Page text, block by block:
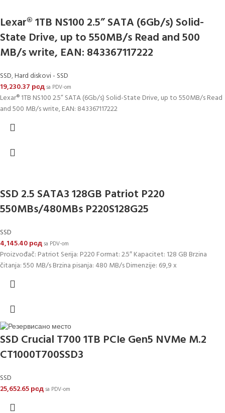
Lexar® 1TB NS100 2.5” SATA (6Gb/s) Solid-
State Drive, up to 550MB/s Read and 500
MB/s write, EAN: 843367117222
SSD,Hard diskovi - SSD
19,230.37 рсдsa PDV-om
Lexar® 1TB NS100 2.5” SATA (6Gb/s) Solid-State Drive, up to 550MB/s Read
and 500 MB/s write, EAN: 843367117222
SSD 2.5 SATA3 128GB Patriot P220
550MBs/480MBs P220S128G25
SSD
4,145.40рсдsa PDV-om
Proizvođač: Patriot Serija: P220 Format: 2.5″ Kapacitet: 128 GB Brzina
čitanja: 550 MB/s Brzina pisanja: 480 MB/s Dimenzije: 69,9 x
SSD Crucial T700 1TB PCIe Gen5 NVMe M.2
CT1000T700SSD3
SSD
25,652.65рсдsa PDV-om